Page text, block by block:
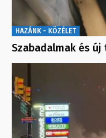
HAZÁNK - KÖZÉLET
Szabadalmak és új